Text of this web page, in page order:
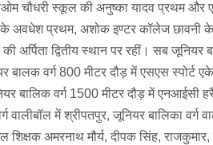
चौधरी स्कूल की अनुष्का यादव प्रथम और
के अवधेश प्रथम, अशोक इण्टर कॉलेज छावनी के
द्वितीय स्थान पर रहीं। सब जूनियर
वर्ग 800 मीटर दौड़ में एसएस स्पोर्ट
बालिक वर्ग 1500 मीटर दौड़ में एनआईसी
में श्रीपतपुर, जूनियर बालिका वर्ग
शिक्षक अमरनाथ मौर्य, दीपक सिंह,